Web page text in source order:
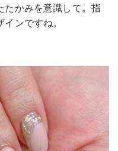
たかみを意識して。指
ンですね。